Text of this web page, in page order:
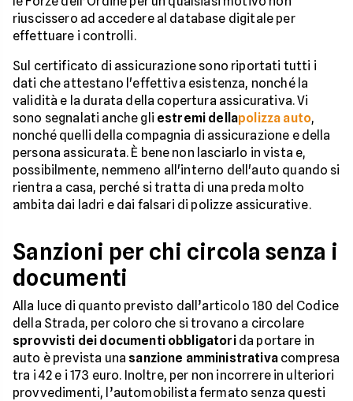
riuscissero ad accedere al database digitale per
effettuare i controlli.
Sul certificato di assicurazione sono riportati tutti i
dati che attestano l'effettiva esistenza, nonché la
validità e la durata della copertura assicurativa. Vi
sono segnalati anche gli estremi dellapolizza auto,
nonché quelli della compagnia di assicurazione e della
persona assicurata. È bene non lasciarlo in vista e,
possibilmente, nemmeno all'interno dell'auto quando si
rientra a casa, perché si tratta di una preda molto
ambita dai ladri e dai falsari di polizze assicurative.
Sanzioni per chi circola senza i
documenti
Alla luce di quanto previsto dall’articolo 180 del Codice
della Strada, per coloro che si trovano a circolare
sprovvisti dei documenti obbligatorida portare in
auto è prevista una sanzione amministrativacompresa
tra i 42 e i 173 euro. Inoltre, per non incorrere in ulteriori
provvedimenti, l’automobilista fermato senza questi